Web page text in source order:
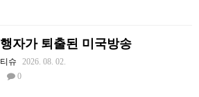
자가 퇴출된 미국방송
슈
2026. 08. 02.
0